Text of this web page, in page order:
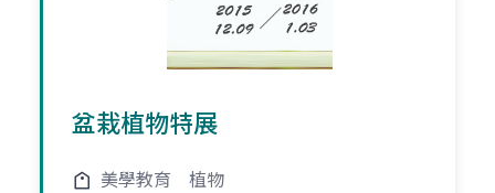
盆栽植物特展
美學教育 植物